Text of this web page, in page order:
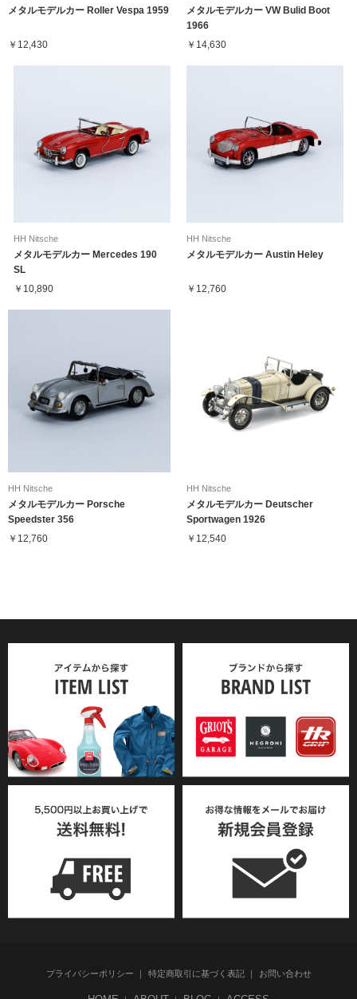
メタルモデルカー Roller Vespa 1959
￥12,430
メタルモデルカー VW Bulid Boot
1966
￥14,630
HH Nitsche
メタルモデルカー Mercedes 190
SL
￥10,890
HH Nitsche
メタルモデルカー Austin Heley
￥12,760
HH Nitsche
メタルモデルカー Porsche
Speedster 356
￥12,760
HH Nitsche
メタルモデルカー Deutscher
Sportwagen 1926
￥12,540
プライバシーポリシー 特定商取引に基づく表記 お問い合わせ